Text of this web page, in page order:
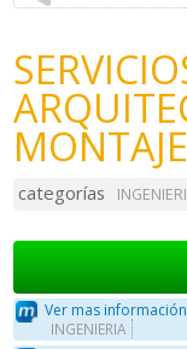
categorías
Ver mas
INGENIERIA